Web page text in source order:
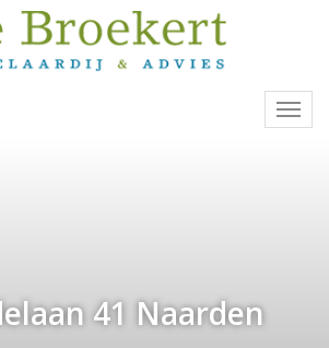
41 Naarden